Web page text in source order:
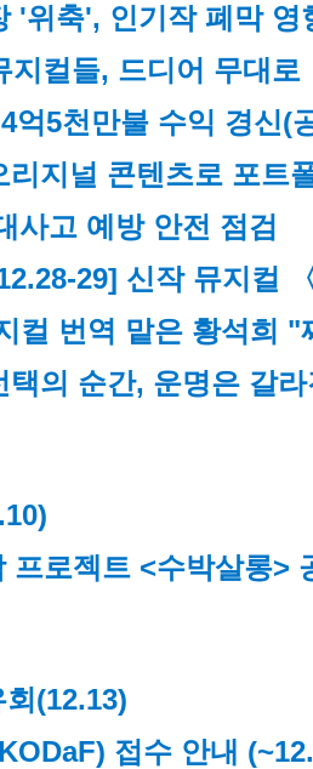
'위축', 인기작 폐막 영
컬들, 드디어 무대로
억5천만불 수익 경신(
지널 콘텐츠로 포트
사고 예방 안전 점검
29] 신작 뮤지컬
컬 번역 맡은 황석희
의 순간, 운명은 갈라
프로젝트 <수박살롱>
(12.13)
접수 안내